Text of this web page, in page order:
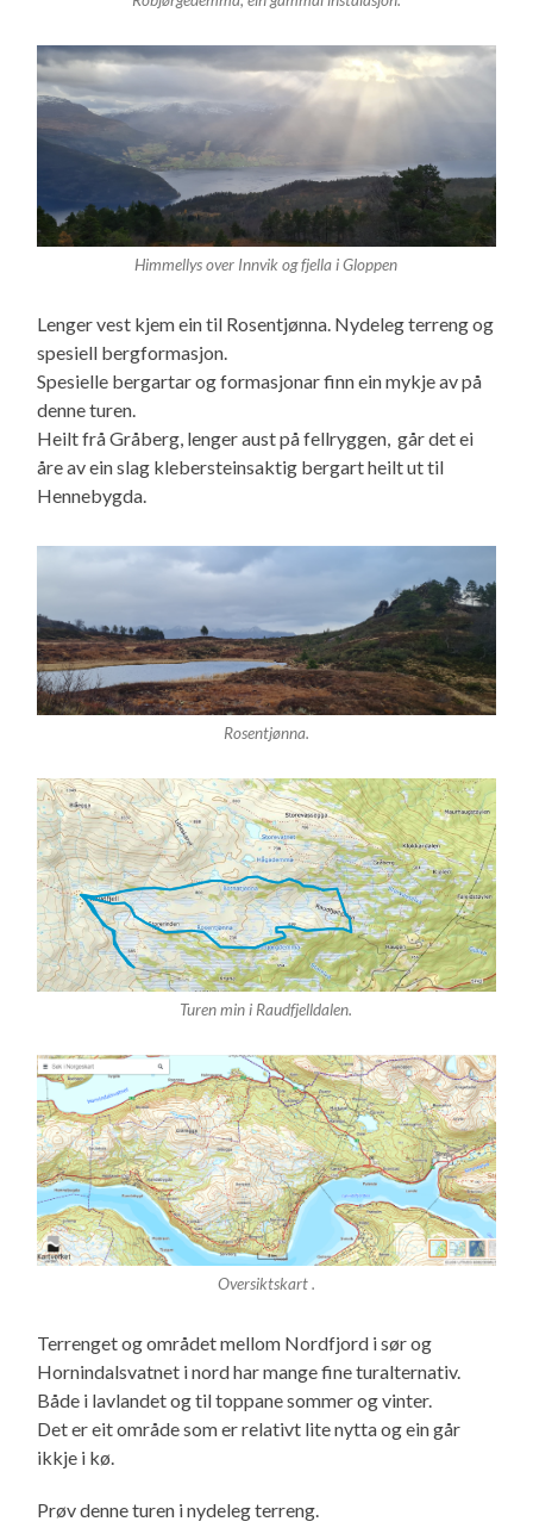
Himmellys over Innvik og fjella i Gloppen
Lenger vest kjem ein til Rosentjønna. Nydeleg terreng og
spesiell bergformasjon.
Spesielle bergartar og formasjonar finn ein mykje av på
denne turen.
Heilt frå Gråberg, lenger aust på fellryggen, går det ei
åre av ein slag klebersteinsaktig bergart heilt ut til
Hennebygda.
Rosentjønna.
Turen min i Raudfjelldalen.
Oversiktskart .
Terrenget og området mellom Nordfjord i sør og
Hornindalsvatnet i nord har mange fine turalternativ.
Både i lavlandet og til toppane sommer og vinter.
Det er eit område som er relativt lite nytta og ein går
ikkje i kø.
Prøv denne turen i nydeleg terreng.